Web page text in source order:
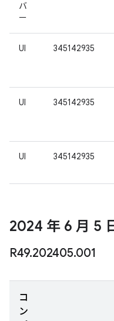
バ
ー
UI 345142935
UI 345142935
UI 345142935
2024 年 6 月 5
R49.202405.001
コ
ン